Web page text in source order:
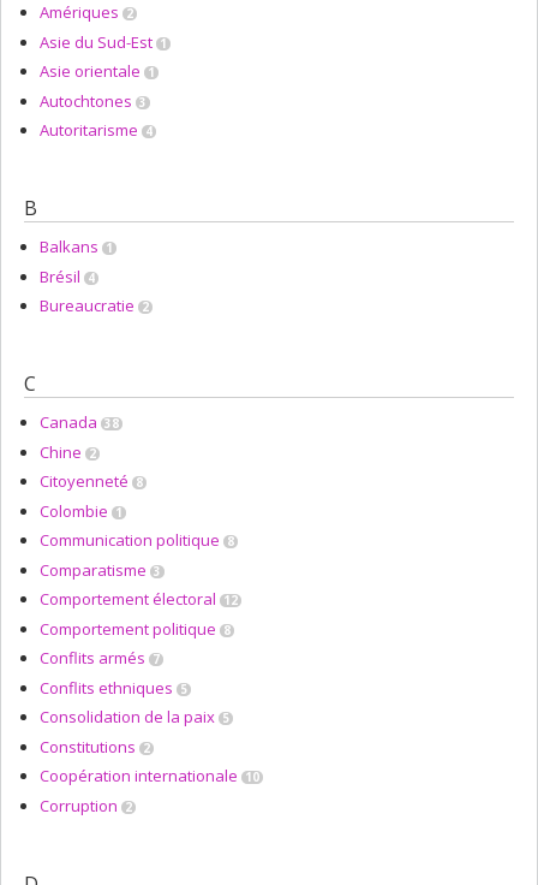
Amériques 2
Asie du Sud-Est 1
Asie orientale 1
Autochtones 3
Autoritarisme 4
B
Balkans 1
Brésil 4
Bureaucratie 2
C
Canada 38
Chine 2
Citoyenneté 8
Colombie 1
Communication politique 8
Comparatisme 3
Comportement électoral 12
Comportement politique 8
Conflits armés 7
Conflits ethniques 5
Consolidation de la paix 5
Constitutions 2
Coopération internationale 10
Corruption 2